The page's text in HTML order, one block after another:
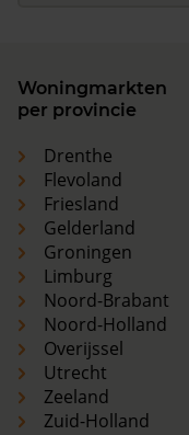
Woningmarkten
per provincie
Drenthe
Flevoland
Friesland
Gelderland
Groningen
Limburg
Noord-Brabant
Noord-Holland
Overijssel
Utrecht
Zeeland
Zuid-Holland